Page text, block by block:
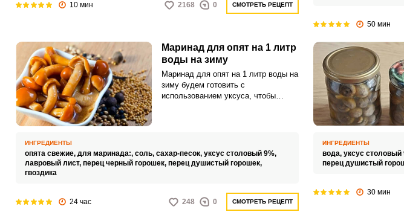
10 мин 2168 0 СМОТРЕТЬ РЕЦЕПТ
50 мин
Маринад для опят на 1 литр
воды на зиму
Маринад для опят на 1 литр воды на
зиму будем готовить с
использованием уксуса, чтобы
ИНГРЕДИЕНТЫ
опята свежие, для маринада:, соль, сахар-песок, уксус столовый 9%,
лавровый лист, перец черный горошек, перец душистый горошек,
гвоздика
24 час 248 0 СМОТРЕТЬ РЕЦЕПТ
ИНГРЕДИЕНТЫ
вода, уксус столовый
перец душистый
30 мин